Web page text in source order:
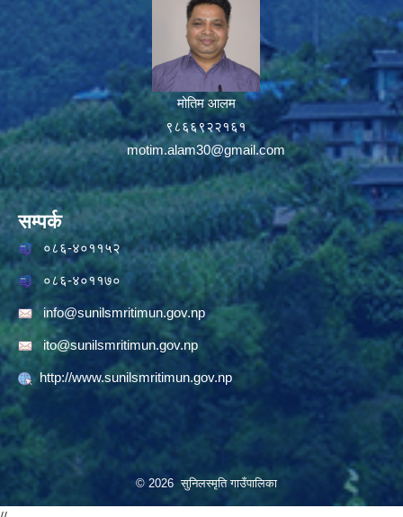
मोतिम आलम
९८६६९२२१६१
motim.alam30@gmail.com
सम्पर्क
०८६-४०११५२
०८६-४०११७०
info@sunilsmritimun.gov.np
ito@sunilsmritimun.gov.np
http://www.sunilsmritimun.gov.np
© 2026 सुनिलस्मृति गाउँपालिका